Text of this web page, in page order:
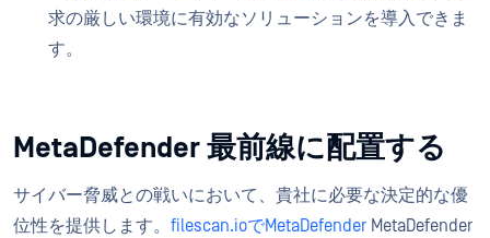
求の厳しい環境に有効なソリューションを導入できま
す。
MetaDefender 最前線に配置する
サイバー脅威との戦いにおいて、貴社に必要な決定的な優
位性を提供します。 filescan.ioでMetaDefender MetaDefender